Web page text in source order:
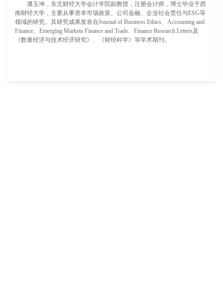
潘玉坤，东北财经大学会计学院副教授，注册会计师，博士毕业于西
南财经大学，主要从事资本市场政策、公司金融、企业社会责任与ESG等
领域的研究。其研究成果发表在Journal of Business Ethics、Accounting and
Finance、Emerging Markets Finance and Trade、Finance Research Letters及
《数量经济与技术经济研究》、《财经科学》等学术期刊。